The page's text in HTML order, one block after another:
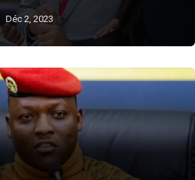
Déc 2, 2023